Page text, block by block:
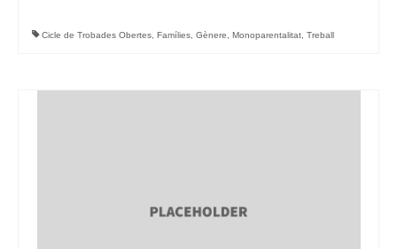
Cicle de Trobades Obertes Famílies Gènere Monoparentalitat Treball